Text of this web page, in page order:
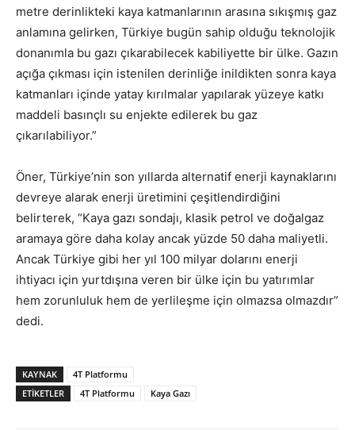
metre derinlikteki kaya katmanlarının arasına sıkışmış gaz
anlamına gelirken, Türkiye bugün sahip olduğu teknolojik
donanımla bu gazı çıkarabilecek kabiliyette bir ülke. Gazın
açığa çıkması için istenilen derinliğe inildikten sonra kaya
katmanları içinde yatay kırılmalar yapılarak yüzeye katkı
maddeli basınçlı su enjekte edilerek bu gaz
çıkarılabiliyor.”
Öner, Türkiye’nin son yıllarda alternatif enerji kaynaklarını
devreye alarak enerji üretimini çeşitlendirdiğini
belirterek, “Kaya gazı sondajı, klasik petrol ve doğalgaz
aramaya göre daha kolay ancak yüzde 50 daha maliyetli.
Ancak Türkiye gibi her yıl 100 milyar dolarını enerji
ihtiyacı için yurtdışına veren bir ülke için bu yatırımlar
hem zorunluluk hem de yerlileşme için olmazsa olmazdır”
dedi.
KAYNAK
4T Platformu
ETİKETLER
4T Platformu Kaya Gazı